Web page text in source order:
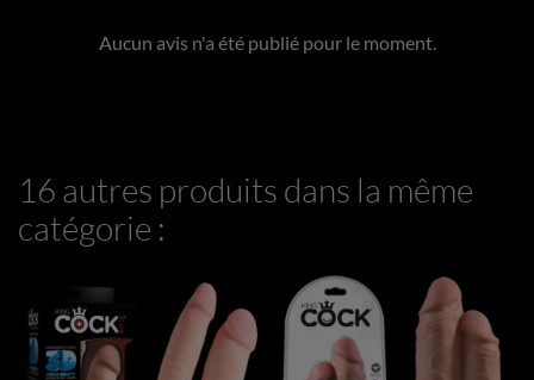
Aucun avis n'a été publié pour le moment.
16 autres produits dans la même
catégorie :